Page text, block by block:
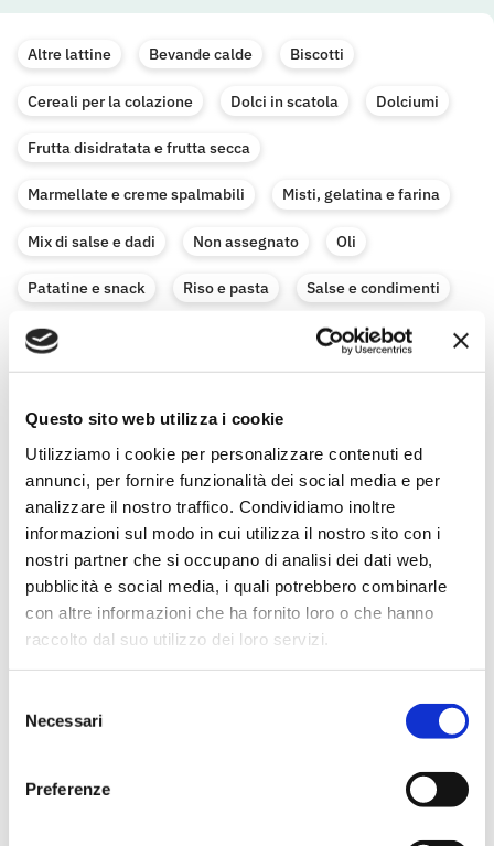
Questo sito web utilizza i cookie
Utilizziamo i cookie per personalizzare contenuti ed
annunci, per fornire funzionalità dei social media e per
analizzare il nostro traffico. Condividiamo inoltre
informazioni sul modo in cui utilizza il nostro sito con i
nostri partner che si occupano di analisi dei dati web,
pubblicità e social media, i quali potrebbero combinarle
con altre informazioni che ha fornito loro o che hanno
raccolto dal suo utilizzo dei loro servizi.
delNecessari
Preferenze
Altre lattine Bevande calde Biscotti
Cereali per la colazione Dolci in scatola Dolciumi
Frutta disidratata e frutta secca
Marmellate e creme spalmabili Misti, gelatina e farina
Mix di salse e dadi Non assegnato Oli
Patatine e snack Riso e pasta Salse e condimenti
Verdure in scatola Verdure sottaceto e aceti